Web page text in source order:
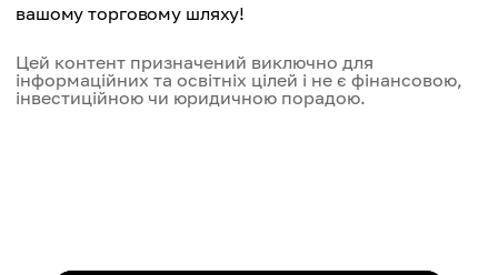
вашому торговому шляху!
Цей контент призначений виключно для
інформаційних та освітніх цілей і не є фінансовою,
інвестиційною чи юридичною порадою.